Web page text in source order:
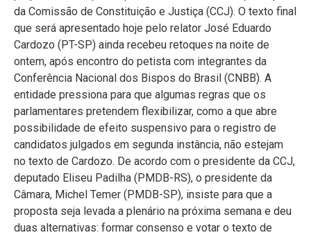
da Comissão de Constituição e Justiça (CCJ). O texto final
que será apresentado hoje pelo relator José Eduardo
Cardozo (PT-SP) ainda recebeu retoques na noite de
ontem, após encontro do petista com integrantes da
Conferência Nacional dos Bispos do Brasil (CNBB). A
entidade pressiona para que algumas regras que os
parlamentares pretendem flexibilizar, como a que abre
possibilidade de efeito suspensivo para o registro de
candidatos julgados em segunda instância, não estejam
no texto de Cardozo. De acordo com o presidente da CCJ,
deputado Eliseu Padilha (PMDB-RS), o presidente da
Câmara, Michel Temer (PMDB-SP), insiste para que a
proposta seja levada a plenário na próxima semana e deu
duas alternativas: formar consenso e votar o texto de